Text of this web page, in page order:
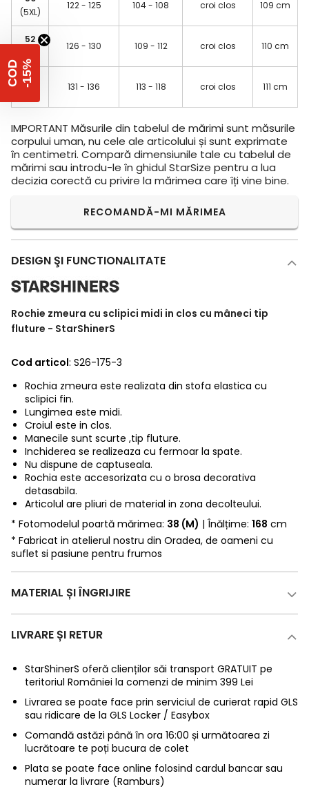
(5XL)
122 - 125 104 - 108 croi clos 109 cm
52
126 - 130 109 - 112 croi clos 110 cm
54
131 - 136 113 - 118 croi clos 111 cm
IMPORTANT Măsurile din tabelul de mărimi sunt măsurile
corpului uman, nu cele ale articolului și sunt exprimate
în centimetri. Compară dimensiunile tale cu tabelul de
mărimi sau introdu-le în ghidul StarSize pentru a lua
decizia corectă cu privire la mărimea care îți vine bine.
RECOMANDĂ-MI MĂRIMEA
DESIGN ŞI FUNCTIONALITATE
Rochie zmeura cu sclipici midi in clos cu mâneci tip
fluture - StarShinerS
Cod articol: S26-175-3
Rochia zmeura este realizata din stofa elastica cu
sclipici fin.
Lungimea este midi.
Croiul este in clos.
Manecile sunt scurte ,tip fluture.
Inchiderea se realizeaza cu fermoar la spate.
Nu dispune de captuseala.
Rochia este accesorizata cu o brosa decorativa
detasabila.
Articolul are pliuri de material in zona decolteului.
* Fotomodelul poartă mărimea: 38 (M) | Înălțime: 168 cm
* Fabricat in atelierul nostru din Oradea, de oameni cu
suflet si pasiune pentru frumos
MATERIAL ȘI ÎNGRIJIRE
LIVRARE ȘI RETUR
StarShinerS oferă clienților săi transport GRATUIT pe
teritoriul României la comenzi de minim 399 Lei
Livrarea se poate face prin serviciul de curierat rapid GLS
sau ridicare de la GLS Locker / Easybox
Comandă astăzi până în ora 16:00 și următoarea zi
lucrătoare te poți bucura de colet
Plata se poate face online folosind cardul bancar sau
numerar la livrare (Ramburs)
C
O
D
-
1
5 %